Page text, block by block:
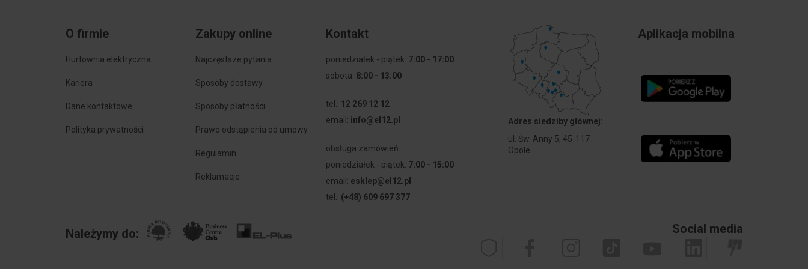
O firmie
Hurtownia elektryczna
Kariera
Dane kontaktowe
Polityka prywatności
Zakupy online
Najczęstsze pytania
Sposoby dostawy
Sposoby płatności
Prawo odstąpienia od umowy
Regulamin
Reklamacje
Kontakt
poniedziałek - piątek: 7:00 - 17:00
sobota: 8:00 - 13:00
tel.: 12 269 12 12
email: info@el12.pl
obsługa zamówień:
poniedziałek - piątek: 7:00 - 15:00
email: esklep@el12.pl
tel.: (+48) 609 697 377
Adres siedziby głównej:
ul. Św. Anny 5, 45-117
Opole
Aplikacja mobilna
Należymy do: Social media